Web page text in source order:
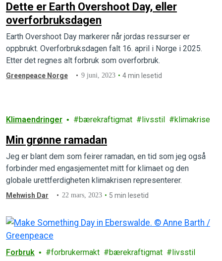
Dette er Earth Overshoot Day, eller
overforbruksdagen
Earth Overshoot Day markerer når jordas ressurser er
oppbrukt. Overforbruksdagen falt 16. april i Norge i 2025.
Etter det regnes alt forbruk som overforbruk.
Greenpeace Norge 9 juni, 2023 4 min lesetid
Klimaendringer bærekraftigmat livsstil klimakrise
Min grønne ramadan
Jeg er blant dem som feirer ramadan, en tid som jeg også
forbinder med engasjementet mitt for klimaet og den
globale urettferdigheten klimakrisen representerer.
Mehwish Dar 22 mars, 2023 5 min lesetid
Forbruk forbrukermakt bærekraftigmat livsstil